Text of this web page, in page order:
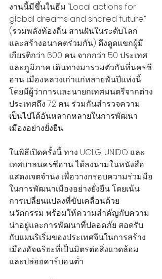
งานนี้มีขึ้นในธีม “Local actions for
global dreams and shared future”
(รวมพลังท้องถิ่น สานฝันในระดับโลก
และสร้างอนาคตร่วมกัน) ดึงดูดแขกผู้มี
เกียรติกว่า 600 คน จากกว่า 50 ประเทศ
และภูมิภาค เดินทางมารวมตัวกันที่นครซี
อาน เมืองหลวงเก่าแก่หลายพันปีแห่งนี้
โดยมีผู้ว่าการและนายกเทศมนตรีจากต่าง
ประเทศถึง 72 คน ร่วมกันสำรวจความ
เป็นไปได้อันหลากหลายในการพัฒนา
เมืองอย่างยั่งยืน
ในพิธีเปิดครั้งนี้ ทาง UCLG, UNIDO และ
เทศบาลนครซีอาน ได้ลงนามในหนังสือ
แสดงเจตจำนง เพื่อวางกรอบความร่วมมือ
ในการพัฒนาเมืองอย่างยั่งยืน โดยเน้น
การเปลี่ยนแปลงที่ขับเคลื่อนด้วย
นวัตกรรม พร้อมให้ความสำคัญกับความ
น่าอยู่และการพัฒนาที่ปลอดภัย สอดรับ
กับแผนริเริ่มของประเทศจีนในการสร้าง
เมืองอัจฉริยะที่เป็นมิตรต่อสิ่งแวดล้อม
และปล่อยคาร์บอนต่ำ